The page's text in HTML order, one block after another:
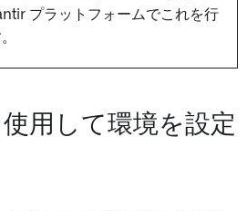
プラットフォームでこれを行
用して環境を設定